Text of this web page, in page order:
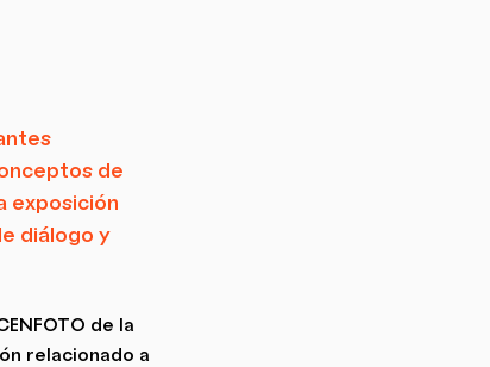
de
exposición
diálogo y
de la
relacionado a